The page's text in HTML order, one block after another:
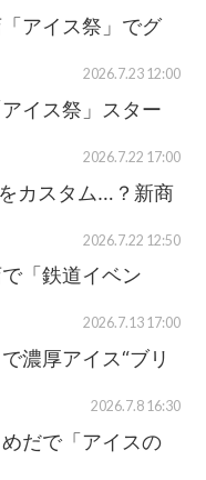
アイス祭」でグ
2026.7.23 12:00
イス祭」スター
2026.7.22 17:00
カスタム…？新商
2026.7.22 12:50
「鉄道イベン
2026.7.13 17:00
濃厚アイス“ブリ
2026.7.8 16:30
だで「アイスの